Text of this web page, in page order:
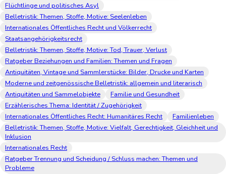
Flüchtlinge und politisches Asyl
Belletristik: Themen, Stoffe, Motive: Seelenleben
Internationales Öffentliches Recht und Völkerrecht
Staatsangehörigkeitsrecht
Belletristik: Themen, Stoffe, Motive: Tod, Trauer, Verlust
Ratgeber Beziehungen und Familien: Themen und Fragen
Antiquitäten, Vintage und Sammlerstücke: Bilder, Drucke und Karten
Moderne und zeitgenössische Belletristik: allgemein und literarisch
Antiquitäten und Sammelobjekte
Familie und Gesundheit
Erzählerisches Thema: Identität / Zugehörigkeit
Internationales Öffentliches Recht: Humanitäres Recht
Familienleben
Belletristik: Themen, Stoffe, Motive: Vielfalt, Gerechtigkeit, Gleichheit und
Inklusion
Internationales Recht
Ratgeber Trennung und Scheidung / Schluss machen: Themen und
Probleme